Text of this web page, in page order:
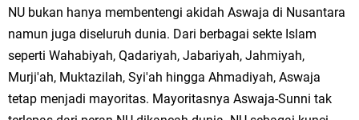
NU bukan hanya membentengi akidah Aswaja di Nusantara
namun juga diseluruh dunia. Dari berbagai sekte Islam
seperti Wahabiyah, Qadariyah, Jabariyah, Jahmiyah,
Murji'ah, Muktazilah, Syi'ah hingga Ahmadiyah, Aswaja
tetap menjadi mayoritas. Mayoritasnya Aswaja-Sunni tak